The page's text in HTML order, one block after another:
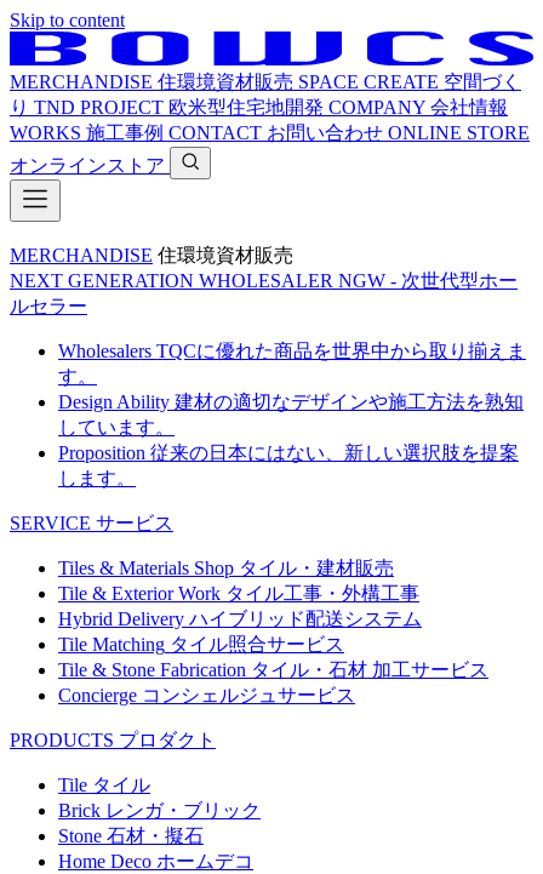
Skip to content
MERCHANDISE 住環境資材販売 SPACE CREATE 空間づく
り TND PROJECT 欧米型住宅地開発 COMPANY 会社情報
WORKS 施工事例 CONTACT お問い合わせ ONLINE STORE
オンラインストア
MERCHANDISE 住環境資材販売
NEXT GENERATION WHOLESALER NGW - 次世代型ホー
ルセラー
Wholesalers TQCに優れた商品を世界中から取り揃えま
す。
Design Ability 建材の適切なデザインや施工方法を熟知
しています。
Proposition 従来の日本にはない、新しい選択肢を提案
します。
SERVICE サービス
Tiles & Materials Shop タイル・建材販売
Tile & Exterior Work タイル工事・外構工事
Hybrid Delivery ハイブリッド配送システム
Tile Matching タイル照合サービス
Tile & Stone Fabrication タイル・石材 加工サービス
Concierge コンシェルジュサービス
PRODUCTS プロダクト
Tile タイル
Brick レンガ・ブリック
Stone 石材・擬石
Home Deco ホームデコ